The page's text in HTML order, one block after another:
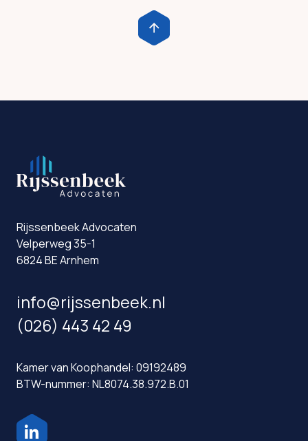
Rijssenbeek Advocaten
Velperweg 35-1
6824 BE Arnhem
info@rijssenbeek.nl
(026) 443 42 49
Kamer van Koophandel: 09192489
BTW-nummer: NL8074.38.972.B.01